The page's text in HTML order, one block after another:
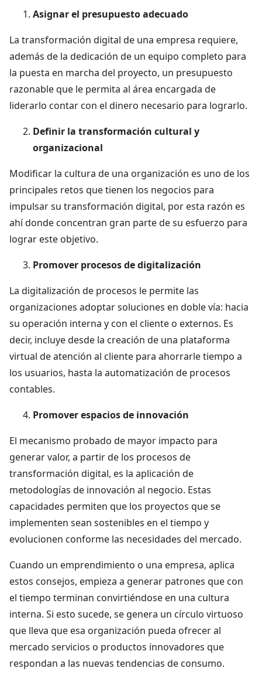
Asignar el presupuesto adecuado
La transformación digital de una empresa requiere,
además de la dedicación de un equipo completo para
la puesta en marcha del proyecto, un presupuesto
razonable que le permita al área encargada de
liderarlo contar con el dinero necesario para lograrlo.
Definir la transformación cultural y
organizacional
Modificar la cultura de una organización es uno de los
principales retos que tienen los negocios para
impulsar su transformación digital, por esta razón es
ahí donde concentran gran parte de su esfuerzo para
lograr este objetivo.
Promover procesos de digitalización
La digitalización de procesos le permite las
organizaciones adoptar soluciones en doble vía: hacia
su operación interna y con el cliente o externos. Es
decir, incluye desde la creación de una plataforma
virtual de atención al cliente para ahorrarle tiempo a
los usuarios, hasta la automatización de procesos
contables.
Promover espacios de innovación
El mecanismo probado de mayor impacto para
generar valor, a partir de los procesos de
transformación digital, es la aplicación de
metodologías de innovación al negocio. Estas
capacidades permiten que los proyectos que se
implementen sean sostenibles en el tiempo y
evolucionen conforme las necesidades del mercado.
Cuando un emprendimiento o una empresa, aplica
estos consejos, empieza a generar patrones que con
el tiempo terminan convirtiéndose en una cultura
interna. Si esto sucede, se genera un círculo virtuoso
que lleva que esa organización pueda ofrecer al
mercado servicios o productos innovadores que
respondan a las nuevas tendencias de consumo.